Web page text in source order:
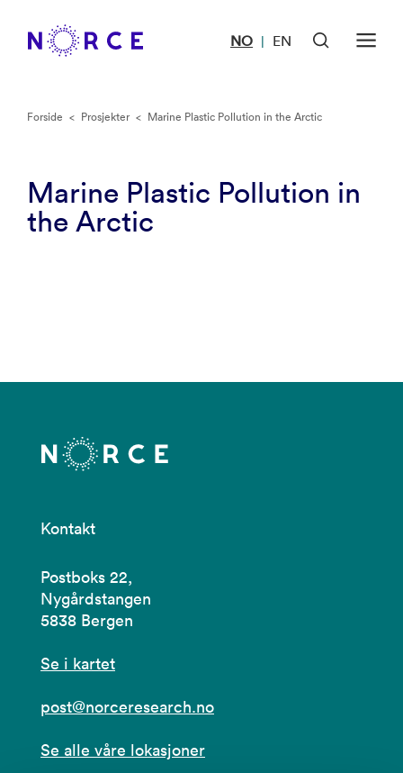
NO | EN
Forside < Prosjekter < Marine Plastic Pollution in the Arctic
Marine Plastic Pollution in
the Arctic
Kontakt
Postboks 22,
Nygårdstangen
5838 Bergen
Se i kartet
post@norceresearch.no
Se alle våre lokasjoner